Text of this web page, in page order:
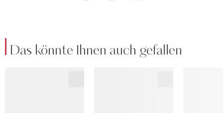
Das könnte Ihnen auch gefallen